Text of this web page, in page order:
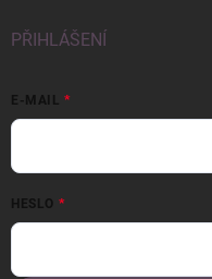
PŘIHLÁŠENÍ
E-MAIL
HESLO